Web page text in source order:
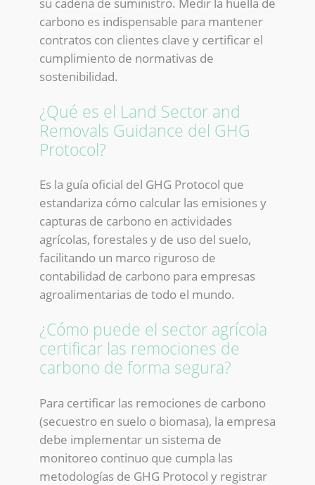
carbono es indispensable para mantener
contratos con clientes clave y certificar el
cumplimiento de normativas de
sostenibilidad.
¿Qué es el Land Sector and
Removals Guidance del GHG
Protocol?
Es la guía oficial del GHG Protocol que
estandariza cómo calcular las emisiones y
capturas de carbono en actividades
agrícolas, forestales y de uso del suelo,
facilitando un marco riguroso de
contabilidad de carbono para empresas
agroalimentarias de todo el mundo.
¿Cómo puede el sector agrícola
certificar las remociones de
carbono de forma segura?
Para certificar las remociones de carbono
(secuestro en suelo o biomasa), la empresa
debe implementar un sistema de
monitoreo continuo que cumpla las
metodologías de GHG Protocol y registrar